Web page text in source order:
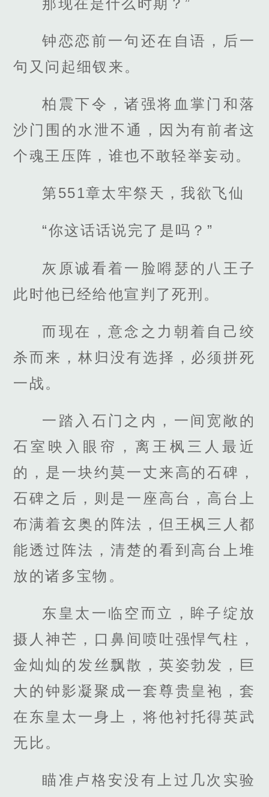
钟恋恋前一句还在自语，后一
句又问起细钗来。
柏震下令，诸强将血掌门和落
沙门围的水泄不通，因为有前者这
个魂王压阵，谁也不敢轻举妄动。
第551章太牢祭天，我欲飞仙
“你这话话说完了是吗？”
灰原诚看着一脸嘚瑟的八王子
此时他已经给他宣判了死刑。
而现在，意念之力朝着自己绞
杀而来，林归没有选择，必须拼死
一战。
一踏入石门之内，一间宽敞的
石室映入眼帘，离王枫三人最近
的，是一块约莫一丈来高的石碑，
石碑之后，则是一座高台，高台上
布满着玄奥的阵法，但王枫三人都
能透过阵法，清楚的看到高台上堆
放的诸多宝物。
东皇太一临空而立，眸子绽放
摄人神芒，口鼻间喷吐强悍气柱，
金灿灿的发丝飘散，英姿勃发，巨
大的钟影凝聚成一套尊贵皇袍，套
在东皇太一身上，将他衬托得英武
无比。
瞄准卢格安没有上过几次实验